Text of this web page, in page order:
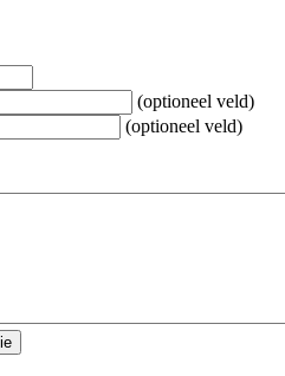
(optioneel veld)
(optioneel veld)